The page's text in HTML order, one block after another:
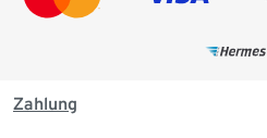
Zahlung